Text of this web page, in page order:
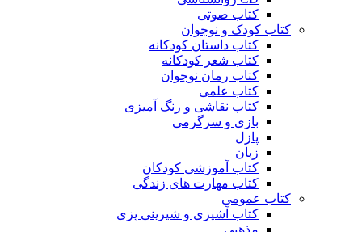
کتاب صوتی
کتاب کودک و نوجوان
کتاب داستان کودکانه
کتاب شعر کودکانه
کتاب رمان نوجوان
کتاب علمی
کتاب نقاشی و رنگ آمیزی
بازی و سرگرمی
پازل
زبان
کتاب آموزشی کودکان
کتاب مهارت های زندگی
کتاب عمومی
کتاب آشپزی و شیرینی پزی
مذهبی